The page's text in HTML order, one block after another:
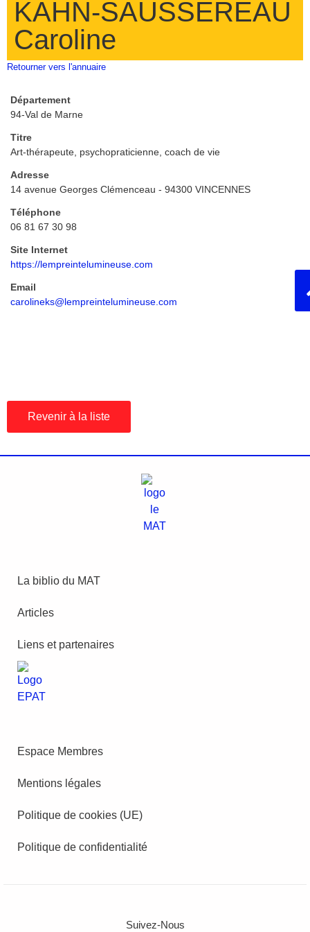
KAHN-SAUSSEREAU
Caroline
Retourner vers l'annuaire
Département
94-Val de Marne
Titre
Art-thérapeute, psychopraticienne, coach de vie
Adresse
14 avenue Georges Clémenceau - 94300 VINCENNES
Téléphone
06 81 67 30 98
Site Internet
https://lempreintelumineuse.com
Email
carolineks@lempreintelumineuse.com
Revenir à la liste
La biblio du MAT
Articles
Liens et partenaires
Espace Membres
Mentions légales
Politique de cookies (UE)
Politique de confidentialité
Suivez-Nous